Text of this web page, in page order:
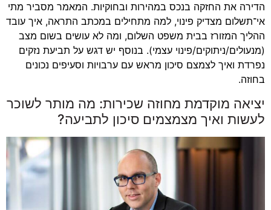
הדירה את החזקה בנכס במהירות ובחוקיות. המאמר מסביר מתי
אי־תשלום מצדיק פינוי, למה מתחילים במכתב התראה, איך עובד
ההליך המזורז בבית משפט השלום, ומה לא עושים בשום מצב
(מנעולים/ניתוקים/פינוי עצמי). בנוסף יש דגש על תביעת נזקים
נפרדת ואיך לצמצם סיכון מראש עם ערבויות וסעיפים נכונים
בחוזה.
יציאה מוקדמת מחוזה שכירות: מה מותר לשוכר
לעשות ואיך מצמצמים סיכון לתביעה?